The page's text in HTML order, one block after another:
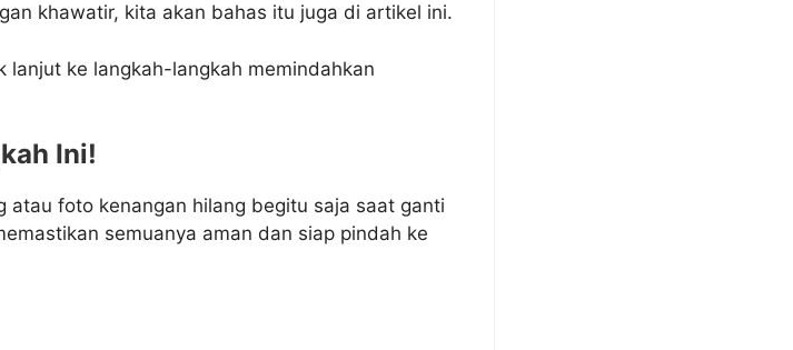
khawatir, kita akan bahas itu juga di artikel ini.
lanjut ke langkah-langkah memindahkan
Ini!
atau foto kenangan hilang begitu saja saat ganti
semuanya aman dan siap pindah ke